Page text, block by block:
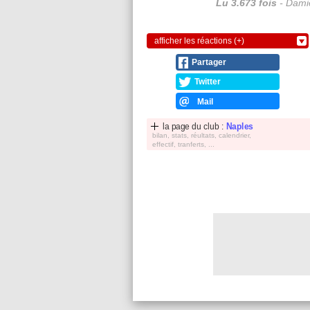
Lu 3.673 fois -
afficher les réactions (+)
Partager
Twitter
Mail
la page du club : Naples
bilan, stats, réultats, calendrier,
effectif, tranferts, ...